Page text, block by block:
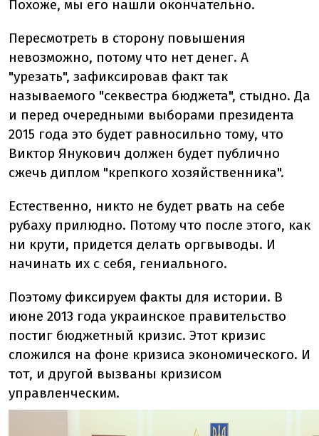
Похоже, мы его нашли окончательно.
Пересмотреть в сторону повышения
невозможно, потому что нет денег. А
"урезать", зафиксировав факт так
называемого "секвестра бюджета", стыдно. Да
и перед очередными выборами президента
2015 года это будет равносильно тому, что
Виктор Янукович должен будет публично
сжечь диплом "крепкого хозяйственника".
Естественно, никто не будет рвать на себе
рубаху прилюдно. Потому что после этого, как
ни крути, придется делать оргвыводы. И
начинать их с себя, гениального.
Поэтому фиксируем факты для истории. В
июне 2013 года украинское правительство
постиг бюджетный кризис. Этот кризис
сложился на фоне кризиса экономического. И
тот, и другой вызваны кризисом
управленческим.